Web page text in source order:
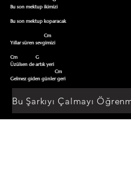
Bu son mektup ikimizi
Bu son mektup koparacak
Yıllar süren sevgimizi
Cm               G
Üzülsen de artık yeri
Gelmez giden günler geri